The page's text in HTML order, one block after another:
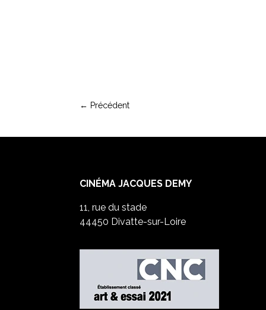
← Précédent
CINÉMA JACQUES DEMY
11, rue du stade
44450 Divatte-sur-Loire